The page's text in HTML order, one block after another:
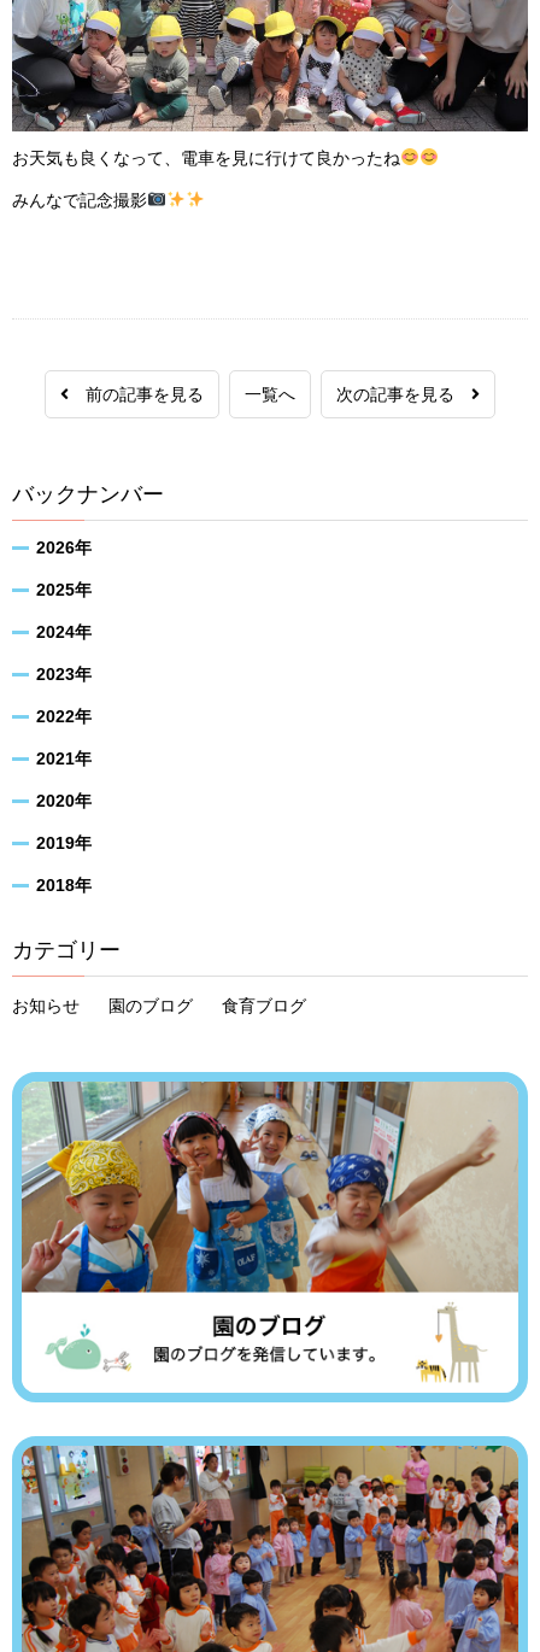
お天気も良くなって、電車を見に行けて良かったね
みんなで記念撮影
前の記事を見る 一覧へ 次の記事を見る
バックナンバー
2026年
2025年
2024年
2023年
2022年
2021年
2020年
2019年
2018年
カテゴリー
お知らせ 園のブログ 食育ブログ